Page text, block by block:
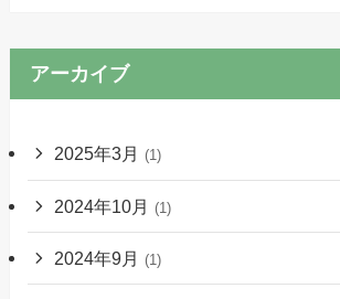
アーカイブ
2025年3月 (1)
2024年10月 (1)
2024年9月 (1)